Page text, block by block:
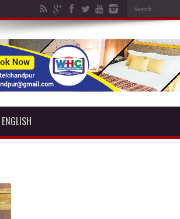
ENGLISH